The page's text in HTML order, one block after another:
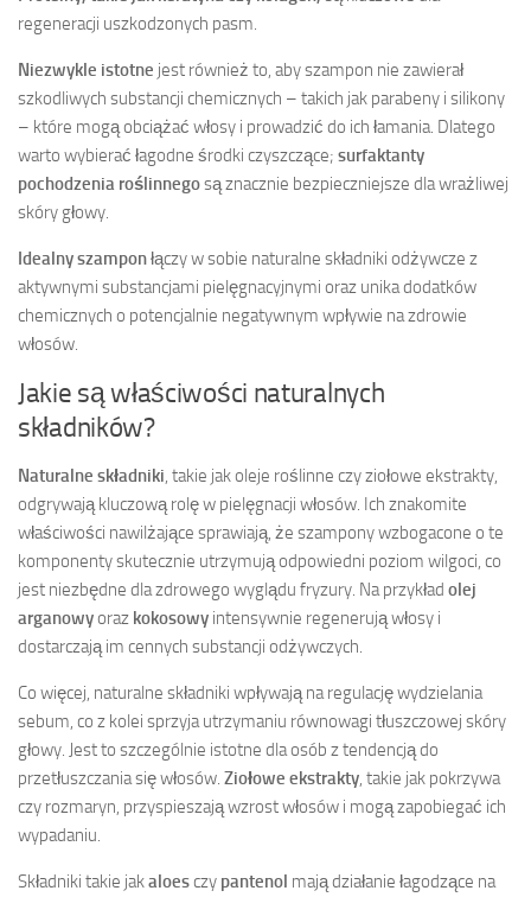
regeneracji uszkodzonych pasm.
Niezwykle istotne jest również to, aby szampon nie zawierał
szkodliwych substancji chemicznych – takich jak parabeny i silikony
– które mogą obciążać włosy i prowadzić do ich łamania. Dlatego
warto wybierać łagodne środki czyszczące; surfaktanty
pochodzenia roślinnegosą znacznie bezpieczniejsze dla wrażliwej
skóry głowy.
Idealny szamponłączy w sobie naturalne składniki odżywcze z
aktywnymi substancjami pielęgnacyjnymi oraz unika dodatków
chemicznych o potencjalnie negatywnym wpływie na zdrowie
włosów.
Jakie są właściwości naturalnych
składników?
Naturalne składniki, takie jak oleje roślinne czy ziołowe ekstrakty,
odgrywają kluczową rolę w pielęgnacji włosów. Ich znakomite
właściwości nawilżające sprawiają, że szampony wzbogacone o te
komponenty skutecznie utrzymują odpowiedni poziom wilgoci, co
jest niezbędne dla zdrowego wyglądu fryzury. Na przykład olej
arganowyoraz kokosowy intensywnie regenerują włosy i
dostarczają im cennych substancji odżywczych.
Co więcej, naturalne składniki wpływają na regulację wydzielania
sebum, co z kolei sprzyja utrzymaniu równowagi tłuszczowej skóry
głowy. Jest to szczególnie istotne dla osób z tendencją do
przetłuszczania się włosów. Ziołowe ekstrakty, takie jak pokrzywa
czy rozmaryn, przyspieszają wzrost włosów i mogą zapobiegać ich
wypadaniu.
Składniki takie jakaloesczy pantenol mają działanie łagodzące na